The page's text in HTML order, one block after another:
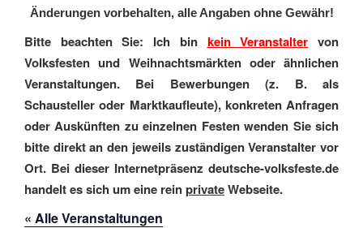
Änderungen vorbehalten, alle Angaben ohne Gewähr!
Bitte beachten Sie: Ich bin kein Veranstalter von
Volksfesten und Weihnachtsmärkten oder ähnlichen
Veranstaltungen. Bei Bewerbungen (z. B. als
Schausteller oder Marktkaufleute), konkreten Anfragen
oder Auskünften zu einzelnen Festen wenden Sie sich
bitte direkt an den jeweils zuständigen Veranstalter vor
Ort. Bei dieser Internetpräsenz deutsche-volksfeste.de
handelt es sich um eine reinprivateWebseite.
« Alle Veranstaltungen